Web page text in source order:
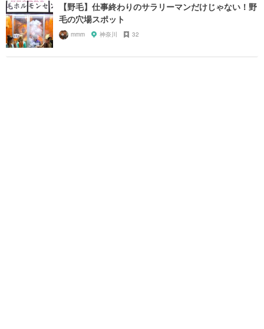
【野毛】仕事終わりのサラリーマンだけじゃない！野
毛の穴場スポット
mmm 神奈川 32